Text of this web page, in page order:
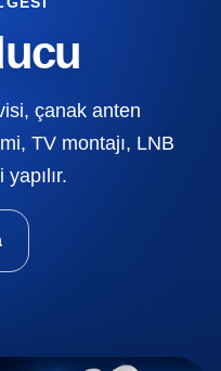
çanak anten
TV montajı, LNB